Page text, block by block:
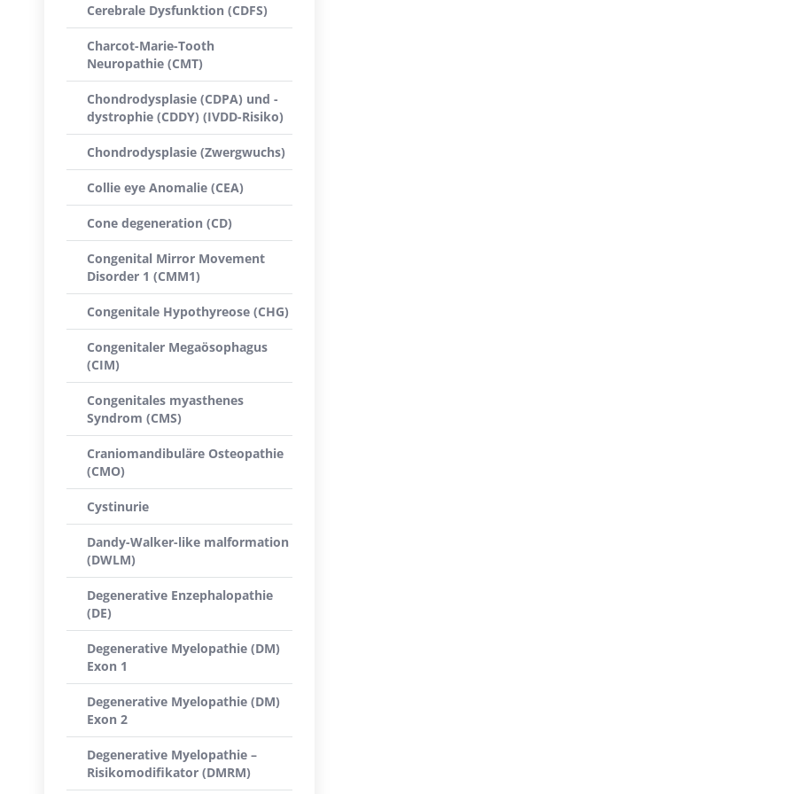
Cerebrale Dysfunktion (CDFS)
Charcot-Marie-Tooth
Neuropathie (CMT)
Chondrodysplasie (CDPA) und -
dystrophie (CDDY) (IVDD-Risiko)
Chondrodysplasie (Zwergwuchs)
Collie eye Anomalie (CEA)
Cone degeneration (CD)
Congenital Mirror Movement
Disorder 1 (CMM1)
Congenitale Hypothyreose (CHG)
Congenitaler Megaösophagus
(CIM)
Congenitales myasthenes
Syndrom (CMS)
Craniomandibuläre Osteopathie
(CMO)
Cystinurie
Dandy-Walker-like malformation
(DWLM)
Degenerative Enzephalopathie
(DE)
Degenerative Myelopathie (DM)
Exon 1
Degenerative Myelopathie (DM)
Exon 2
Degenerative Myelopathie –
Risikomodifikator (DMRM)